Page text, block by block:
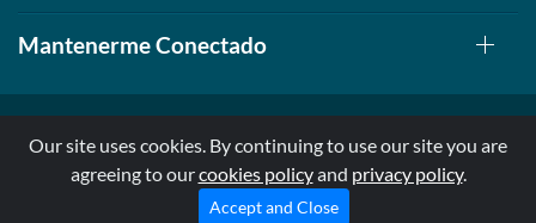
Mantenerme Conectado
© 1999-2026, AllStarHealth.com | All Rights Reserved
* Estas declaraciones no han sido evaluadas por la FDA
Our site uses cookies. By continuing to use our site you are
agreeing to ourcookies policyand privacy policy.
Accept and Close